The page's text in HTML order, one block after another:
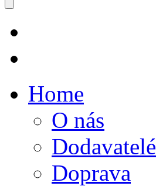
Home
O nás
Dodavatelé
Doprava